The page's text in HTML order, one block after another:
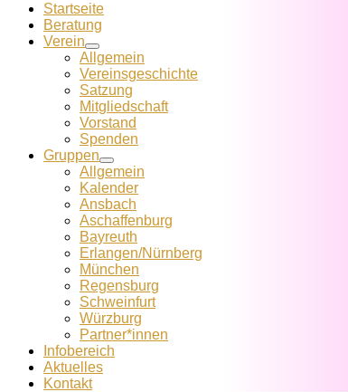
Startseite
Beratung
Verein
Allgemein
Vereins­geschichte
Satzung
Mitglied­schaft
Vorstand
Spenden
Gruppen
Allgemein
Kalender
Ansbach
Aschaffenburg
Bayreuth
Erlangen/Nürnberg
München
Regensburg
Schweinfurt
Würzburg
Partner*innen
Infobereich
Aktuelles
Kontakt